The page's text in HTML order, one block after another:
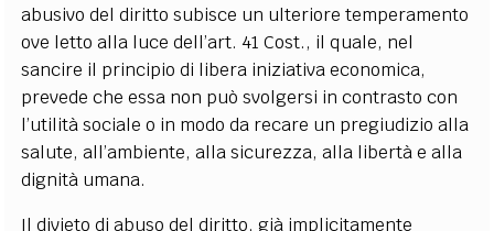
abusivo del diritto subisce un ulteriore temperamento
ove letto alla luce dell’art. 41 Cost., il quale, nel
sancire il principio di libera iniziativa economica,
prevede che essa non può svolgersi in contrasto con
l’utilità sociale o in modo da recare un pregiudizio alla
salute, all’ambiente, alla sicurezza, alla libertà e alla
dignità umana.
Il divieto di abuso del diritto, già implicitamente